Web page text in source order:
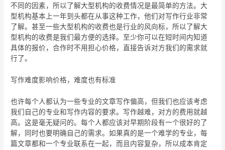
不同的因素，所以了解大型机构的收费情况是最简单的方法。大
型机构基本上一年到头都在从事这种工作，他们对写作行业非常
了解。甚至一些大型机构的收费也是行业的风向标，所以了解大
型机构的收费是我们最方便的选择。至少你可以在短时间内知道
具体的报价，合作时不用担心价格，直接告诉对方我们的需求就
行了。
写作难度影响价格，难度也有标准
也许每个人都认为一些专业的文章写作偏高，但我们也应该考虑
我们自己的专业和写作内容的要求。写作越难，对方的费用就越
高。这是毫无疑问的。每个人都应该对早期阶段有一个很好的了
解，同时也要明确自己的需求。如果真的是一个难学的专业，每
篇文章都和一个专业联系在一起，而且内容复杂，所以成本肯定